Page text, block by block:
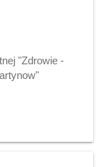
"Zdrowie -